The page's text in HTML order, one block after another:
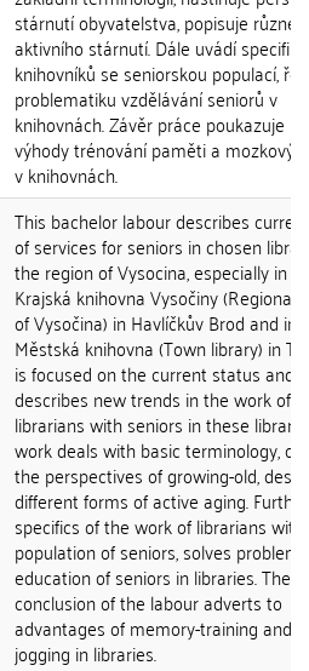
stárnutí obyvatelstva, popisuje různé
aktivního stárnutí. Dále uvádí
knihovníků se seniorskou populací,
problematiku vzdělávání seniorů v
knihovnách. Závěr práce poukazuje na
výhody trénování paměti a mozkový
v knihovnách.
This bachelor labour describes
of services for seniors in chosen
the region of Vysocina, especially in
Krajská knihovna Vysočiny (Regional
of Vysočina) in Havlíčkův Brod and in
Městská knihovna (Town library) in
is focused on the current status and it
describes new trends in the work of
librarians with seniors in these
work deals with basic terminology,
the perspectives of growing-old,
different forms of active aging.
specifics of the work of librarians
population of seniors, solves
education of seniors in libraries. The
conclusion of the labour adverts to
advantages of memory-training and
jogging in libraries.